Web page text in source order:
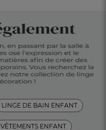
LINGE DE BAIN ENFANT
VÊTEMENTS ENFANT